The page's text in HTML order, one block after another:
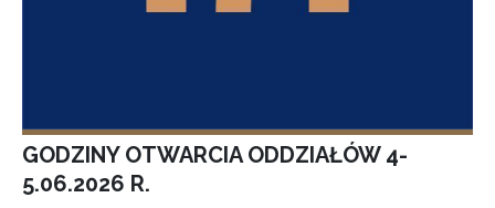
GODZINY OTWARCIA ODDZIAŁÓW 4-
5.06.2026 R.